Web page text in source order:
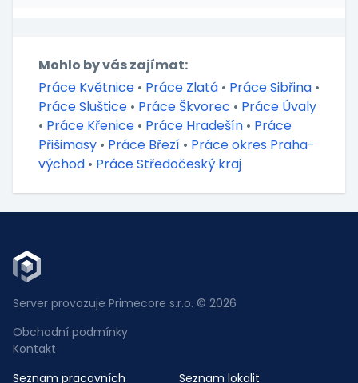
Mohlo by vás zajímat:
Práce Květnice • Práce Zlatá • Práce Sibřina •
Práce Sluštice • Práce Škvorec • Práce Úvaly
• Práce Křenice • Práce Hradešín • Práce
Přišimasy • Práce Březí • Práce okres Praha-
východ • Práce Středočeský kraj
Server provozuje Primecore s.r.o. © 2026
Obchodní podmínky
Kontakt
Seznam pracovních
Seznam lokalit